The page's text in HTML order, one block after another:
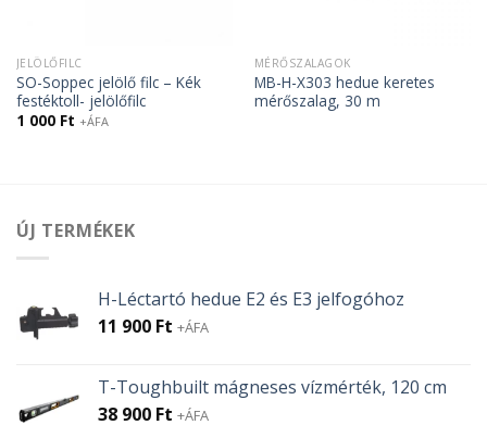
JELÖLŐFILC
SO-Soppec jelölő filc – Kék
festéktoll- jelölőfilc
1 000 Ft +ÁFA
MÉRŐSZALAGOK
MB-H-X303 hedue keretes
mérőszalag, 30 m
ÚJ TERMÉKEK
H-Léctartó hedue E2 és E3 jelfogóhoz
11 900 Ft +ÁFA
T-Toughbuilt mágneses vízmérték, 120 cm
38 900 Ft +ÁFA